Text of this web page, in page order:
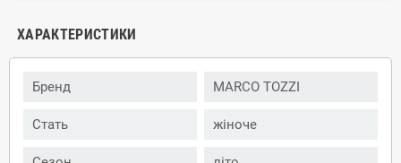
ХАРАКТЕРИСТИКИ
Бренд MARCO TOZZI
Стать жіноче